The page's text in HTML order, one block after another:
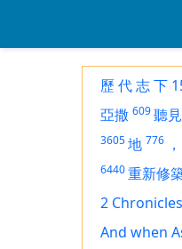
歷 代 志 下
亞撒 609聽見
3605地 776 ，
6440重新修
2
And when